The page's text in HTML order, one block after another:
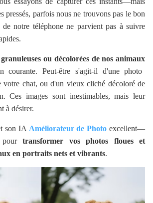
pressés, parfois nous ne trouvons pas le bon
notre téléphone ne parvient pas à suivre
ou décolorées de nos animaux
courante. Peut-être s'agit-il d'une photo
votre chat, ou d'un vieux cliché décoloré de
Ces images sont inestimables, mais leur
à désirer.
son IA Améliorateur de Photo excellent—
transformer vos photos floues et
en portraits nets et vibrants.